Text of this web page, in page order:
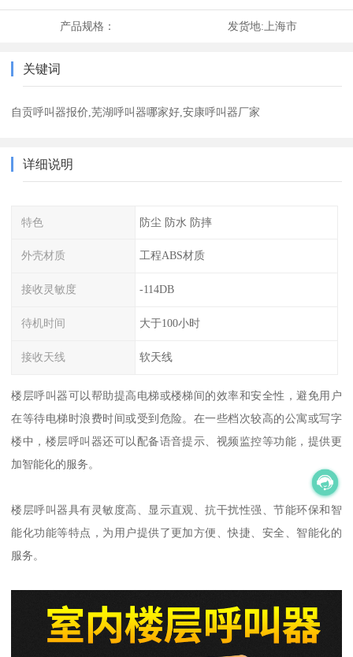
产品规格： 发货地:上海市
关键词
自贡呼叫器报价,芜湖呼叫器哪家好,安康呼叫器厂家
详细说明
特色 防尘 防水 防摔
外壳材质 工程ABS材质
接收灵敏度 -114DB
待机时间 大于100小时
接收天线 软天线
楼层呼叫器可以帮助提高电梯或楼梯间的效率和安全性，避免用户
在等待电梯时浪费时间或受到危险。在一些档次较高的公寓或写字
楼中，楼层呼叫器还可以配备语音提示、视频监控等功能，提供更
加智能化的服务。
楼层呼叫器具有灵敏度高、显示直观、抗干扰性强、节能环保和智
能化功能等特点，为用户提供了更加方便、快捷、安全、智能化的
服务。